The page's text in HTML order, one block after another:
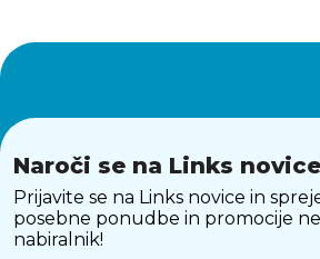
Naroči se na Links novice
Prijavite se na Links novice in
posebne ponudbe in promocije
nabiralnik!